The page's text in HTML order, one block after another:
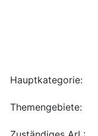
Hauptkategorie:
Themengebiete: